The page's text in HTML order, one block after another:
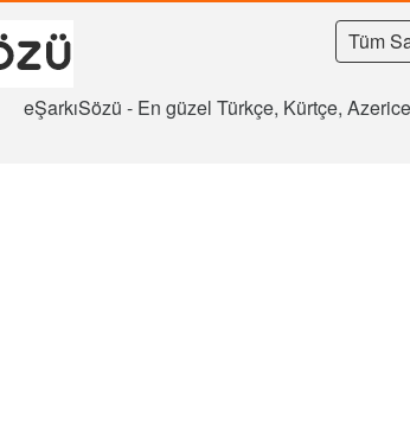
Tüm
eŞarkıSözü - En güzel Türkçe, Kürtçe,